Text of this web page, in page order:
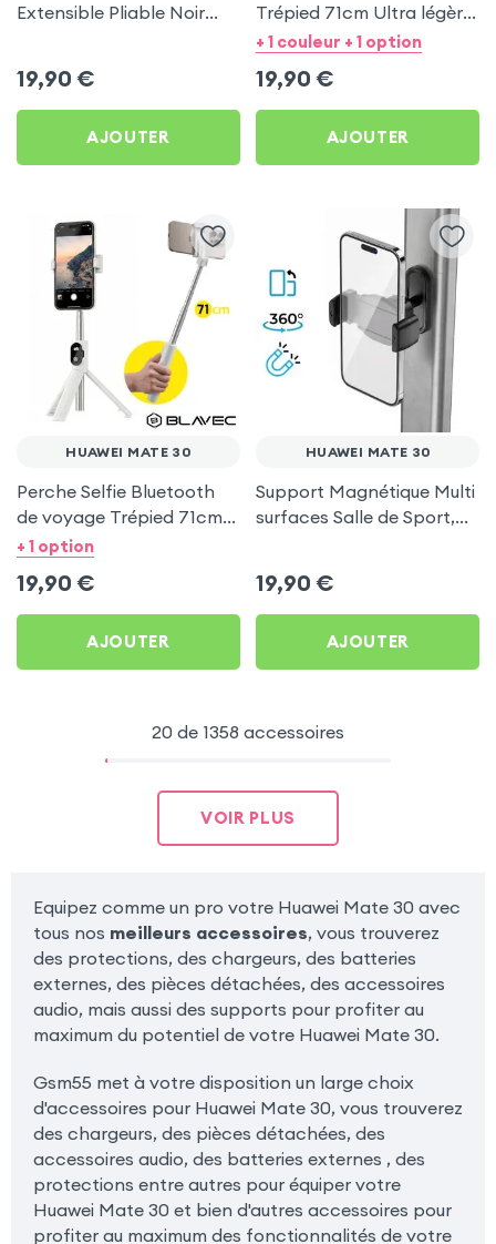
Extensible Pliable Noir
19,90 €
AJOUTER
Trépied 71cm Ultra légère
Blanc pour Huawei Mate
+ 1 couleur + 1 option
19,90 €
AJOUTER
HUAWEI MATE 30
Perche Selfie Bluetooth
de voyage Trépied 71cm -
Blanc pour Huawei Mate
+ 1 option
19,90 €
AJOUTER
HUAWEI MATE 30
Support Magnétique Multi
surfaces Salle de Sport,
19,90 €
AJOUTER
20 de 1358 accessoires
VOIR PLUS
Equipez comme un pro votre Huawei Mate 30 avec
tous nos meilleurs accessoires, vous trouverez
des protections, des chargeurs, des batteries
externes, des pièces détachées, des accessoires
audio, mais aussi des supports pour profiter au
maximum du potentiel de votre Huawei Mate 30.
Gsm55 met à votre disposition un large choix
d'accessoires pour Huawei Mate 30, vous trouverez
des chargeurs, des pièces détachées, des
accessoires audio, des batteries externes , des
protections entre autres pour équiper votre
Huawei Mate 30 et bien d'autres accessoires pour
profiter au maximum des fonctionnalités de votre